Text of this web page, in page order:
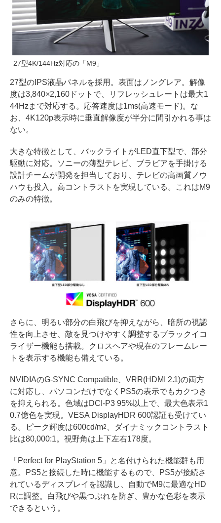
27型4K/144Hz対応の「M9」
27型のIPS液晶パネルを採用。表面はノングレア。解像
度は3,840×2,160ドットで、リフレッシュレートは最大1
44Hzまで対応する。応答速度は1ms(高速モード)。な
お、4K120p表示時に垂直解像度が半分に間引かれる事は
ない。
大きな特徴として、バックライトがLED直下型で、部分
駆動に対応。ソニーの薄型テレビ、ブラビアを手掛ける
設計チームが開発を担当しており、テレビの高画質ノウ
ハウも投入。高コントラストを実現している。これはM9
のみの特徴。
さらに、明るい部分の白飛びを抑えながら、暗所の視認
性を向上させ、敵を見つけやすく調整するブラックイコ
ライザー機能も搭載。クロスヘアや現在のフレームレー
トを表示する機能も備えている。
NVIDIAのG-SYNC Compatible、VRR(HDMI 2.1)の両方
に対応し、パソコンだけでなくPS5の表示でもカクつき
を抑えられる。色域はDCI-P3 95%以上で、最大色表示1
0.7億色を実現。VESA DisplayHDR 600認証も受けてい
る。ピーク輝度は600cd/m2
、ダイナミックコントラスト
比は80,000:1。視野角は上下左右178度。
「Perfect for PlayStation 5」と名付けられた機能群も用
意。PS5と接続した時に機能するもので、PS5が接続さ
れているディスプレイを認識し、自動でM9に最適なHD
Rに調整。白飛びや黒つぶれを防ぎ、豊かな色彩を表示
できるという。